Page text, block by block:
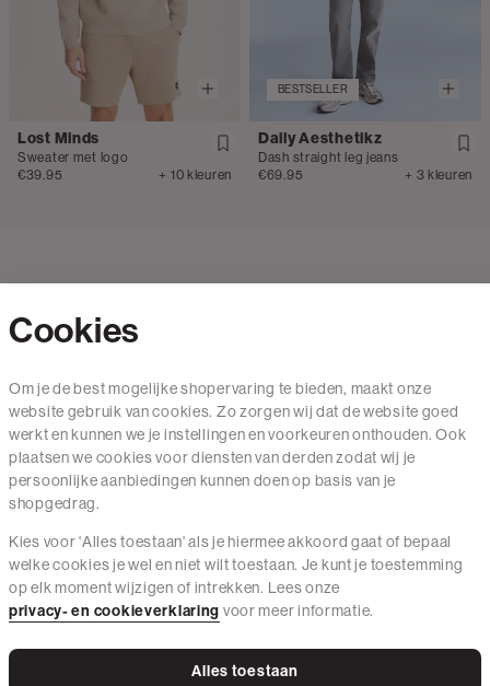
Lost Minds
Sweater met logo
€39.95
+ 10 kleuren
BESTSELLER
Daily Aesthetikz
Dash straight leg jeans
€69.95
+ 3 kleuren
Mail ons
020 - 3412 650
Van maandag t/m vrijdag van 8.30 uur tot 18.00 uur.
Service
Wij zijn The Sting
Cookies
Om je de best mogelijke shopervaring te bieden, maakt onze
website gebruik van cookies. Zo zorgen wij dat de website goed
werkt en kunnen we je instellingen en voorkeuren onthouden. Ook
plaatsen we cookies voor diensten van derden zodat wij je
persoonlijke aanbiedingen kunnen doen op basis van je
shopgedrag.
Kies voor 'Alles toestaan' als je hiermee akkoord gaat of bepaal
welke cookies je wel en niet wilt toestaan. Je kunt je toestemming
op elk moment wijzigen of intrekken. Lees onze
privacy- en cookieverklaring voor meer informatie.
Alles toestaan